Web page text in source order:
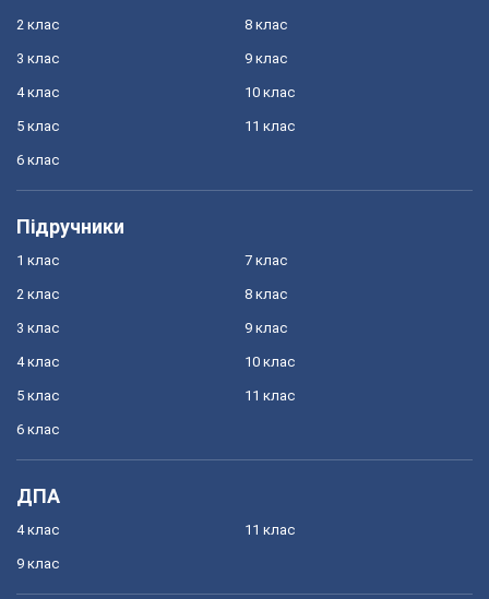
2 клас
3 клас
4 клас
5 клас
6 клас
8 клас
9 клас
10 клас
11 клас
Підручники
1 клас
2 клас
3 клас
4 клас
5 клас
6 клас
7 клас
8 клас
9 клас
10 клас
11 клас
ДПА
4 клас
9 клас
11 клас